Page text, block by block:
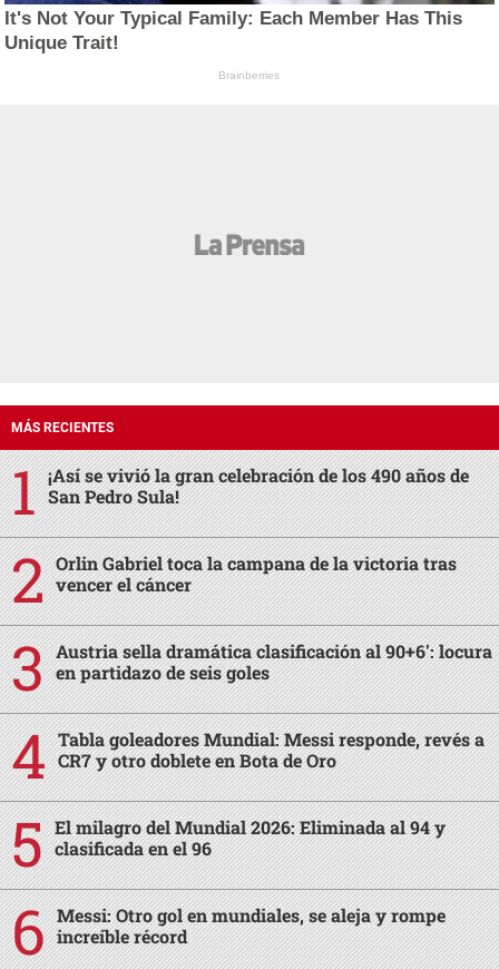
It's Not Your Typical Family: Each Member Has This
Unique Trait!
Brainberries
MÁS RECIENTES
¡Así se vivió la gran celebración de los 490 años de
San Pedro Sula!
Orlin Gabriel toca la campana de la victoria tras
vencer el cáncer
Austria sella dramática clasificación al 90+6': locura
en partidazo de seis goles
Tabla goleadores Mundial: Messi responde, revés a
CR7 y otro doblete en Bota de Oro
El milagro del Mundial 2026: Eliminada al 94 y
clasificada en el 96
Messi: Otro gol en mundiales, se aleja y rompe
increíble récord